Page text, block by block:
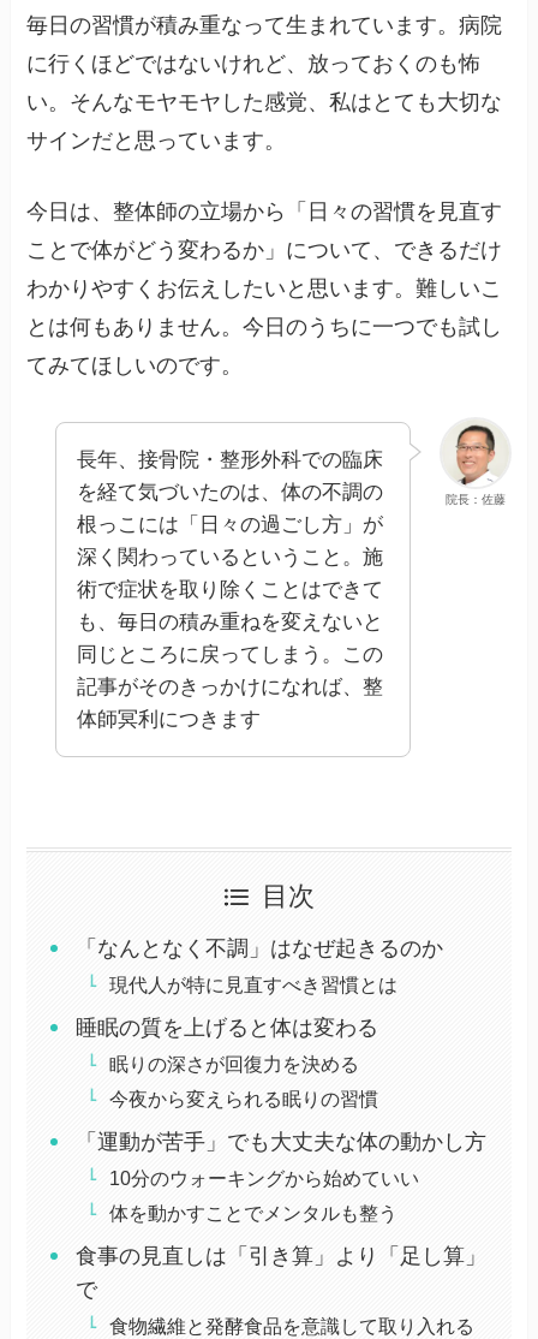
毎日の習慣が積み重なって生まれています。病院
に行くほどではないけれど、放っておくのも怖
い。そんなモヤモヤした感覚、私はとても大切な
サインだと思っています。
今日は、整体師の立場から「日々の習慣を見直す
ことで体がどう変わるか」について、できるだけ
わかりやすくお伝えしたいと思います。難しいこ
とは何もありません。今日のうちに一つでも試し
てみてほしいのです。
院長：佐藤
長年、接骨院・整形外科での臨床
を経て気づいたのは、体の不調の
根っこには「日々の過ごし方」が
深く関わっているということ。施
術で症状を取り除くことはできて
も、毎日の積み重ねを変えないと
同じところに戻ってしまう。この
記事がそのきっかけになれば、整
体師冥利につきます
目次
「なんとなく不調」はなぜ起きるのか
現代人が特に見直すべき習慣とは
睡眠の質を上げると体は変わる
眠りの深さが回復力を決める
今夜から変えられる眠りの習慣
「運動が苦手」でも大丈夫な体の動かし方
10分のウォーキングから始めていい
体を動かすことでメンタルも整う
食事の見直しは「引き算」より「足し算」
で
食物繊維と発酵食品を意識して取り入れる